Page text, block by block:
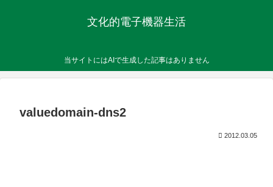
文化的電子機器生活
当サイトにはAIで生成した記事はありません
valuedomain-dns2
2012.03.05